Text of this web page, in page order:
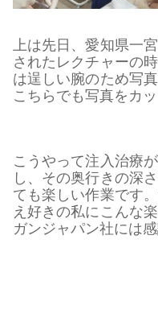
上は先日、愛知県一
されたレクチャーの
は逞しい腕のため写
こちらでも写真をカ
こうやって注入治療
し、その奥行きの深
ても楽しい作業です
え好きの私にこんな
ガンジャパン社には